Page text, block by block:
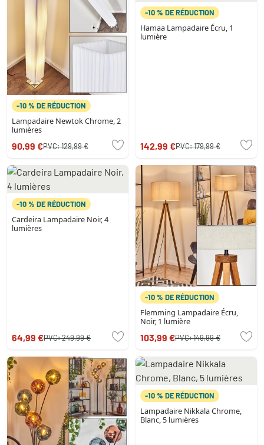
-10 % DE RÉDUCTION
Lampadaire Newtok Chrome, 2
lumières
90,99 €PVC:129,99 €
-10 % DE RÉDUCTION
Hamaa Lampadaire Écru, 1
lumière
142,99 €PVC:179,99 €
-10 % DE RÉDUCTION
Cardeira Lampadaire Noir, 4
lumières
64,99 €PVC:249,99 €
-10 % DE RÉDUCTION
Flemming Lampadaire Écru,
Noir, 1 lumière
103,99 €PVC:149,99 €
-10 % DE RÉDUCTION
Lampadaire Nikkala Chrome,
Blanc, 5 lumières